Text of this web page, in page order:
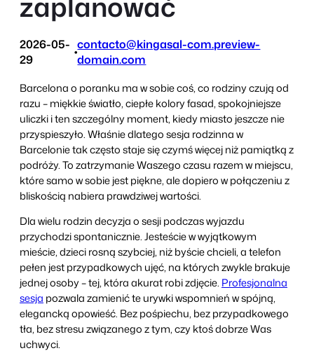
2026-05-
29
•contacto@kingasal-com.preview-
domain.com
Barcelona o poranku ma w sobie coś, co rodziny czują od
razu – miękkie światło, ciepłe kolory fasad, spokojniejsze
uliczki i ten szczególny moment, kiedy miasto jeszcze nie
przyspieszyło. Właśnie dlatego sesja rodzinna w
Barcelonie tak często staje się czymś więcej niż pamiątką z
podróży. To zatrzymanie Waszego czasu razem w miejscu,
które samo w sobie jest piękne, ale dopiero w połączeniu z
bliskością nabiera prawdziwej wartości.
Dla wielu rodzin decyzja o sesji podczas wyjazdu
przychodzi spontanicznie. Jesteście w wyjątkowym
mieście, dzieci rosną szybciej, niż byście chcieli, a telefon
pełen jest przypadkowych ujęć, na których zwykle brakuje
jednej osoby – tej, która akurat robi zdjęcie. Profesjonalna
sesja pozwala zamienić te urywki wspomnień w spójną,
elegancką opowieść. Bez pośpiechu, bez przypadkowego
tła, bez stresu związanego z tym, czy ktoś dobrze Was
uchwyci.